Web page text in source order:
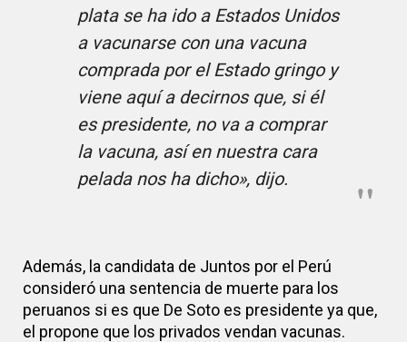
plata se ha ido a Estados Unidos
a vacunarse con una vacuna
comprada por el Estado gringo y
viene aquí a decirnos que, si él
es presidente, no va a comprar
la vacuna, así en nuestra cara
pelada nos ha dicho», dijo.
Además, la candidata de Juntos por el Perú
consideró una sentencia de muerte para los
peruanos si es que De Soto es presidente ya que,
el propone que los privados vendan vacunas.